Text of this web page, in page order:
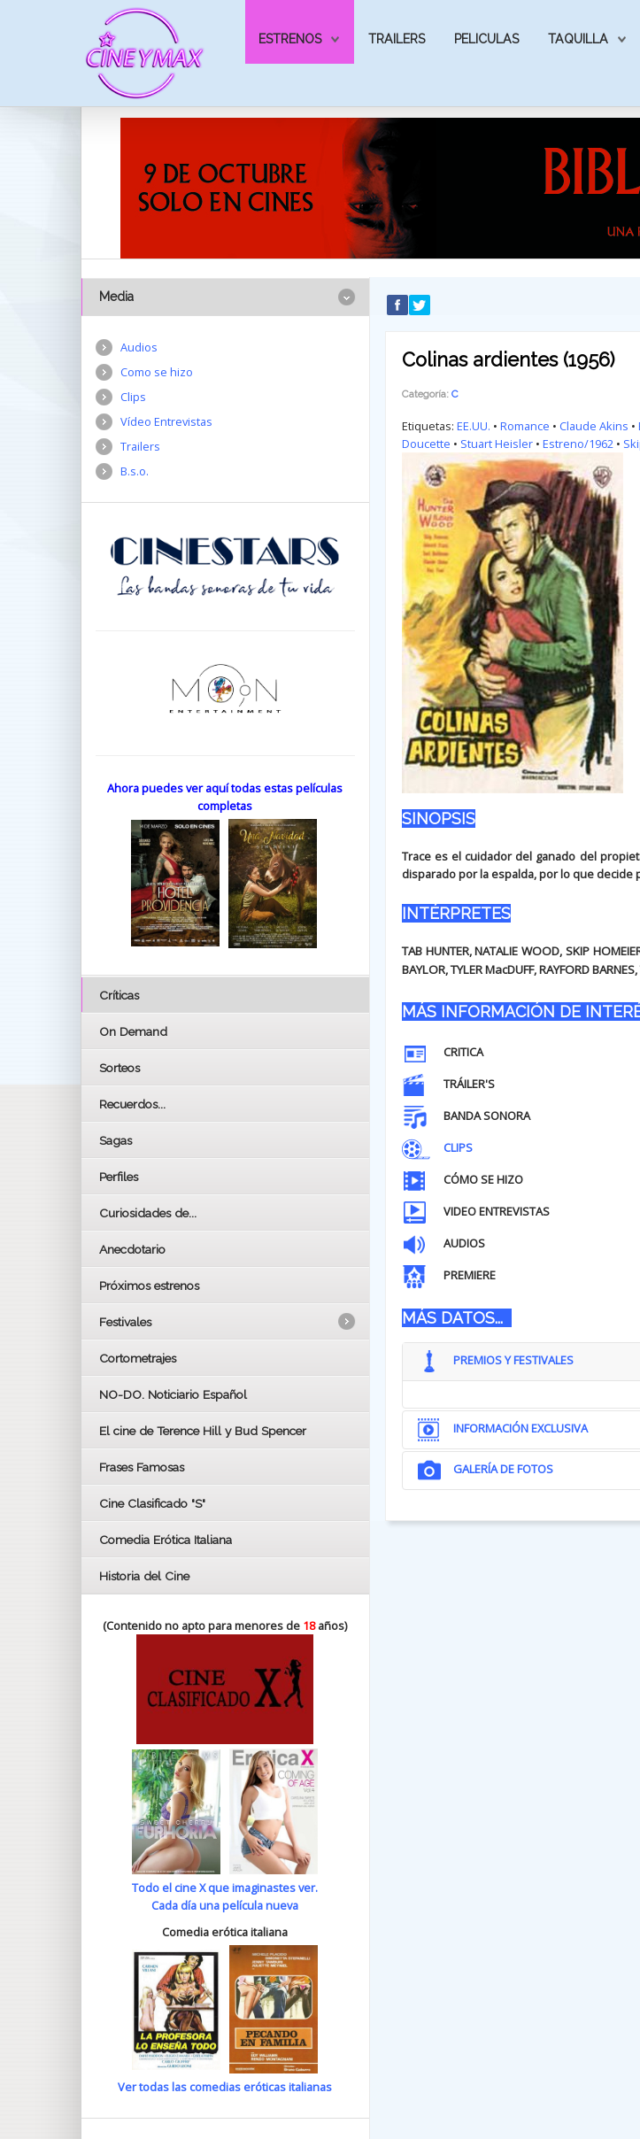
ESTRENOS TRAILERS PELICULAS TAQUILLA
Colinas ardientes (1956)
Categoría: C
Etiquetas: EE.UU. • Romance • Claude Akins •
Doucette • Stuart Heisler• Estreno/1962•
SINOPSIS
Trace es el cuidador del ganado del
disparado por la espalda, por lo que decide
INTÉRPRETES
TAB HUNTER, NATALIE WOOD, SKIP
BAYLOR, TYLER MacDUFF, RAYFORD
MÁS INFORMACIÓN DE
CRITICA
TRÁILER'S
BANDA SONORA
CLIPS
CÓMO SE HIZO
VIDEO ENTREVISTAS
AUDIOS
PREMIERE
MÁS DATOS...
PREMIOS Y FESTIVALES
INFORMACIÓN EXCLUSIVA
GALERÍA DE FOTOS
Media
Audios
Como se hizo
Clips
Vídeo Entrevistas
Trailers
B.s.o.
Ahora puedes ver aquí todas estas películas
completas
Críticas
On Demand
Sorteos
Recuerdos...
Sagas
Perfiles
Curiosidades de...
Anecdotario
Próximos estrenos
Festivales
LOS OSCARS
BAFTA
Cortometrajes
NO-DO. Noticiario Español
El cine de Terence Hill y Bud Spencer
Frases Famosas
Cine Clasificado "S"
Comedia Erótica Italiana
Historia del Cine
(Contenido no apto para menores de 18años)
Todo el cine X que imaginastes ver.
Cada día una película nueva
Comedia erótica italiana
Ver todas las comedias eróticas italianas